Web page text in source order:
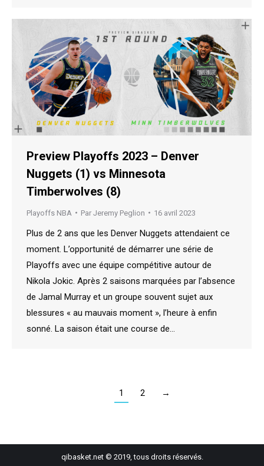
Preview Playoffs 2023 – Denver
Nuggets (1) vs Minnesota
Timberwolves (8)
Playoffs NBA Par Jeremy Peglion 16 avril 2023
Plus de 2 ans que les Denver Nuggets attendaient ce
moment. L’opportunité de démarrer une série de
Playoffs avec une équipe compétitive autour de
Nikola Jokic. Après 2 saisons marquées par l’absence
de Jamal Murray et un groupe souvent sujet aux
blessures « au mauvais moment », l’heure à enfin
sonné. La saison était une course de…
1 2 →
qibasket.net © 2019, tous droits réservés.